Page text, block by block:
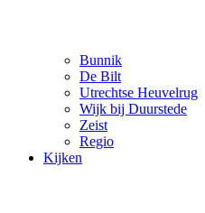
Bunnik
De Bilt
Utrechtse Heuvelrug
Wijk bij Duurstede
Zeist
Regio
Kijken